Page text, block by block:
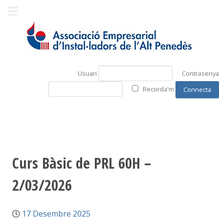
Usuari
Contrasenya
Recorda'm
Curs Bàsic de PRL 60H –
2/03/2026
17 Desembre 2025